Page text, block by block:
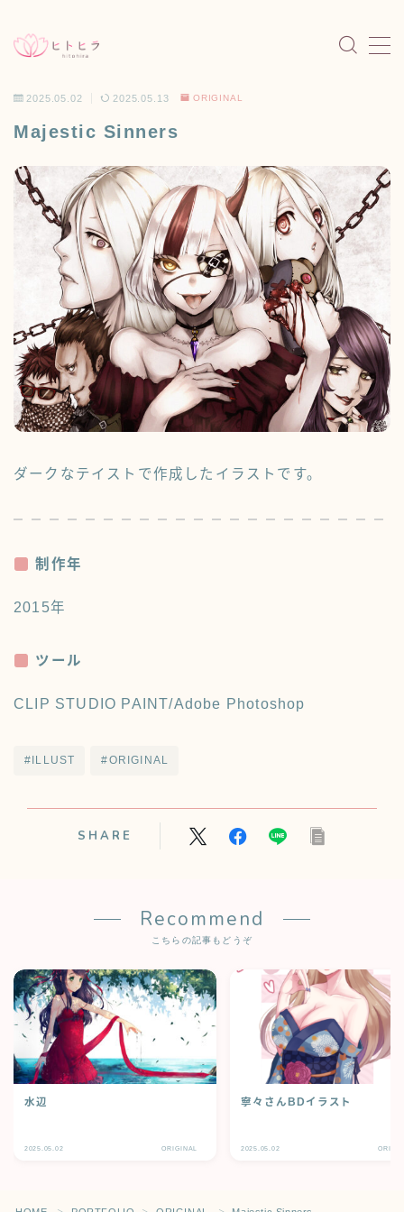
HOME ホーム
NEWS お知らせ
PORTFOLIO 作品一覧
ORIGINAL 個人制作
MINI CHARACTER ミニキャラ
WORKS 制作実績
SHOP 通販
PROFILE プロフィール
2025.05.02 2025.05.13 ORIGINAL
Majestic Sinners
ダークなテイストで作成したイラストです。
制作年
2015年
ツール
CLIP STUDIO PAINT/Adobe Photoshop
#ILLUST #ORIGINAL
SHARE
Recommend
こちらの記事もどうぞ
水辺
2025.05.02 ORIGINAL
寧々さんBDイラスト
2025.05.02